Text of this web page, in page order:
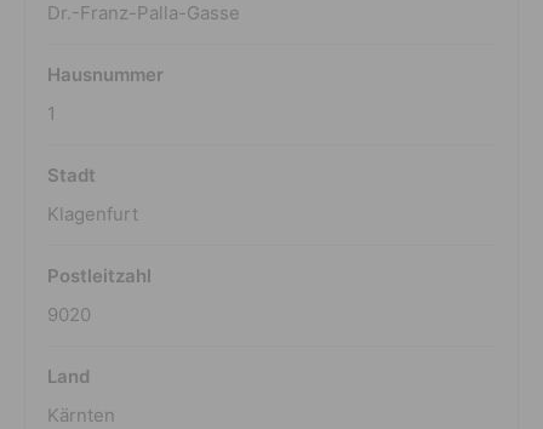
Dr.-Franz-Palla-Gasse
Hausnummer
1
Stadt
Klagenfurt
Postleitzahl
9020
Land
Kärnten